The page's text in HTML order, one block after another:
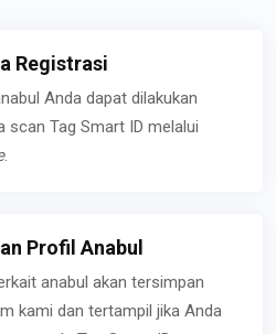
Registrasi
Anda dapat dilakukan
scan Tag Smart ID melalui
.
Profil Anabul
anabul akan tersimpan
kami dan tertampil jika Anda